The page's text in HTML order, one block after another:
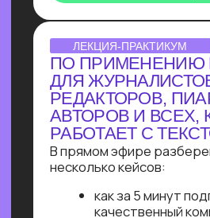
Узнайте, как освоить классическое
программирование и востребованные
методы разработкив 2−4 раза быстрее
с помощью нейросетей и no-соde
инструментов!
Промпт-инжиниринг
Чат-боты
Вайб-кодинг